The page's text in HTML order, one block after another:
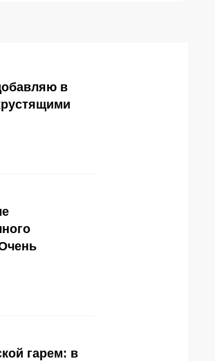
в
гарем: в